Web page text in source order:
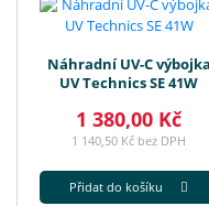
Náhradní UV-C výbojka
UV Technics SE 41W
1 380,00 Kč
1 140,50 Kč bez DPH
Přidat do košíku